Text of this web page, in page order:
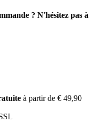
? N'hésitez pas à
à partir de € 49,90